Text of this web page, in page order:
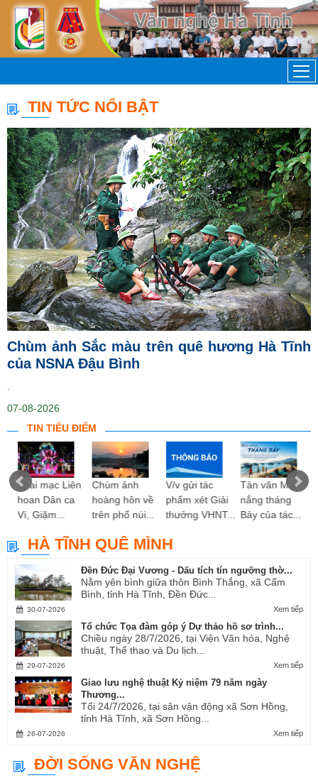
TIN TỨC NỔI BẬT
Chùm ảnh Sắc màu trên quê hương Hà Tĩnh
của NSNA Đậu Bình
07-08-2026
TIN TIÊU ĐIỂM
Khai mạc Liên
hoan Dân ca
Ví, Giặm...
Chùm ảnh
hoàng hôn về
trên phố núi...
V/v gửi tác
phẩm xét Giải
thưởng VHNT...
Tản văn Mùa
nắng tháng
Bảy của tác...
HÀ TĨNH QUÊ MÌNH
Đền Đức Đại Vương - Dấu tích tín ngưỡng thờ...
Nằm yên bình giữa thôn Bình Thắng, xã Cẩm
Bình, tỉnh Hà Tĩnh, Đền Đức...
Xem tiếp
30-07-2026
Tổ chức Tọa đàm góp ý Dự thảo hồ sơ trình...
Chiều ngày 28/7/2026, tại Viện Văn hóa, Nghệ
thuật, Thể thao và Du lịch...
Xem tiếp
29-07-2026
Giao lưu nghệ thuật Kỷ niệm 79 năm ngày
Thương...
Tối 24/7/2026, tại sân vận động xã Sơn Hồng,
tỉnh Hà Tĩnh, xã Sơn Hồng...
Xem tiếp
26-07-2026
ĐỜI SỐNG VĂN NGHỆ